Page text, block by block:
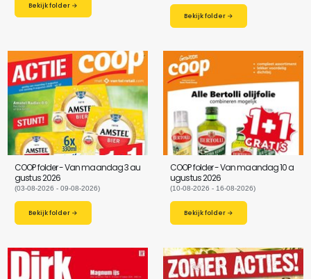
Bekijk folder →
Bekijk folder →
COOP folder - Van maandag 3 au
gustus 2026
(03-08-2026 - 09-08-2026)
Bekijk folder →
COOP folder - Van maandag 10 a
ugustus 2026
(10-08-2026 - 16-08-2026)
Bekijk folder →